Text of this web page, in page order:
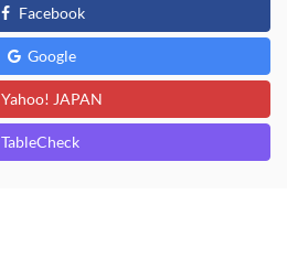
Facebook
Google
Yahoo! JAPAN
TableCheck